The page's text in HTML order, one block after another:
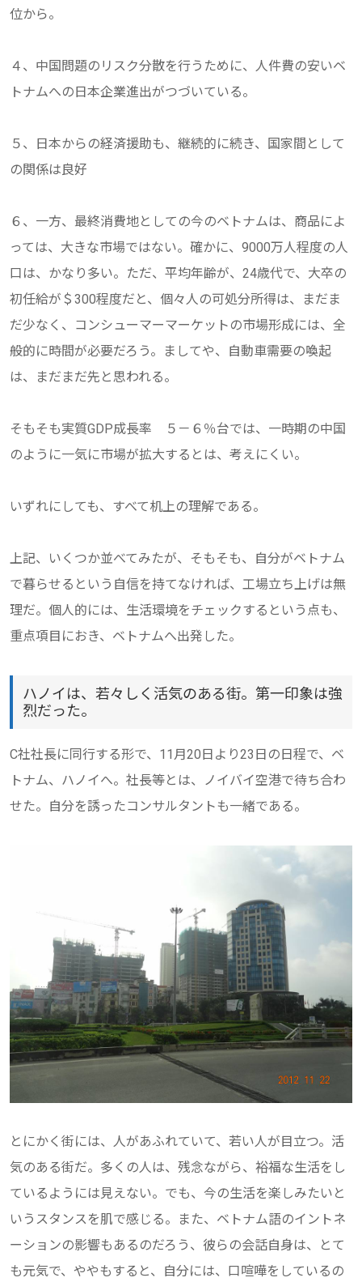
位から。
４、中国問題のリスク分散を行うために、人件費の安いベ
トナムへの日本企業進出がつづいている。
５、日本からの経済援助も、継続的に続き、国家間として
の関係は良好
６、一方、最終消費地としての今のベトナムは、商品によ
っては、大きな市場ではない。確かに、9000万人程度の人
口は、かなり多い。ただ、平均年齢が、24歳代で、大卒の
初任給が＄300程度だと、個々人の可処分所得は、まだま
だ少なく、コンシューマーマーケットの市場形成には、全
般的に時間が必要だろう。ましてや、自動車需要の喚起
は、まだまだ先と思われる。
そもそも実質GDP成長率 ５－６％台では、一時期の中国
のように一気に市場が拡大するとは、考えにくい。
いずれにしても、すべて机上の理解である。
上記、いくつか並べてみたが、そもそも、自分がベトナム
で暮らせるという自信を持てなければ、工場立ち上げは無
理だ。個人的には、生活環境をチェックするという点も、
重点項目におき、ベトナムへ出発した。
ハノイは、若々しく活気のある街。第一印象は強
烈だった。
C社社長に同行する形で、11月20日より23日の日程で、ベ
トナム、ハノイへ。社長等とは、ノイバイ空港で待ち合わ
せた。自分を誘ったコンサルタントも一緒である。
とにかく街には、人があふれていて、若い人が目立つ。活
気のある街だ。多くの人は、残念ながら、裕福な生活をし
ているようには見えない。でも、今の生活を楽しみたいと
いうスタンスを肌で感じる。また、ベトナム語のイントネ
ーションの影響もあるのだろう、彼らの会話自身は、とて
も元気で、ややもすると、自分には、口喧嘩をしているの